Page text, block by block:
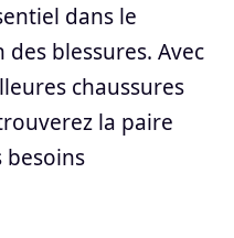
dans le
blessures. Avec
chaussures
la paire
besoins